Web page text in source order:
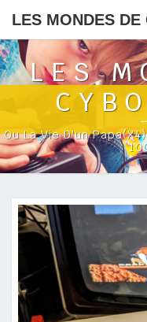
LES MONDES
LES
Ou La Vie D'un